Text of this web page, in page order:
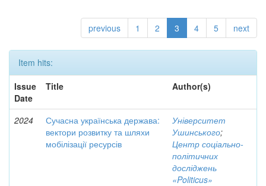
previous 1 2 3 4 5 next
Item hits:
Issue
Date
Title Author(s)
2024
Сучасна українська держава:
вектори розвитку та шляхи
мобілізації ресурсів
Університет
Ушинського;
Центр соціально-
політичних
досліджень
«Politicus»